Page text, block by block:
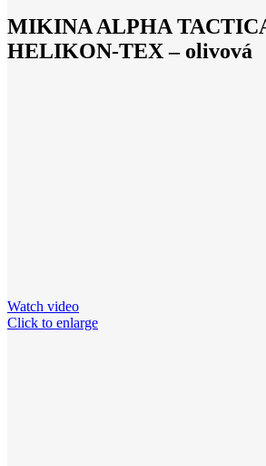
MIKINA ALPHA
HELIKON-TEX – olivová
Watch video
Click to enlarge